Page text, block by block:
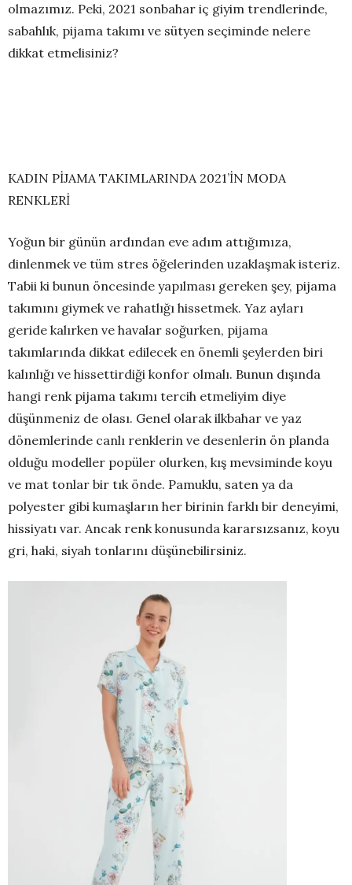
olmazımız. Peki, 2021 sonbahar iç giyim trendlerinde,
sabahlık, pijama takımı ve sütyen seçiminde nelere
dikkat etmelisiniz?
KADIN PİJAMA TAKIMLARINDA 2021’İN MODA
RENKLERİ
Yoğun bir günün ardından eve adım attığımıza,
dinlenmek ve tüm stres öğelerinden uzaklaşmak isteriz.
Tabii ki bunun öncesinde yapılması gereken şey, pijama
takımını giymek ve rahatlığı hissetmek. Yaz ayları
geride kalırken ve havalar soğurken, pijama
takımlarında dikkat edilecek en önemli şeylerden biri
kalınlığı ve hissettirdiği konfor olmalı. Bunun dışında
hangi renk pijama takımı tercih etmeliyim diye
düşünmeniz de olası. Genel olarak ilkbahar ve yaz
dönemlerinde canlı renklerin ve desenlerin ön planda
olduğu modeller popüler olurken, kış mevsiminde koyu
ve mat tonlar bir tık önde. Pamuklu, saten ya da
polyester gibi kumaşların her birinin farklı bir deneyimi,
hissiyatı var. Ancak renk konusunda kararsızsanız, koyu
gri, haki, siyah tonlarını düşünebilirsiniz.